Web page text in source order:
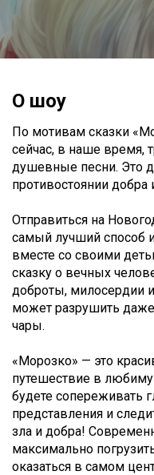
О шоу
По мотивам сказки
сейчас, в наше время,
душевные песни. Это
противостоянии
Отправиться на
самый лучший способ
вместе со своими
сказку о вечных
доброты, милосердии
может разрушить
чары.
«Морозко» — это
путешествие в
будете сопереживать
представления и
зла и добра!
максимально
оказаться в самом